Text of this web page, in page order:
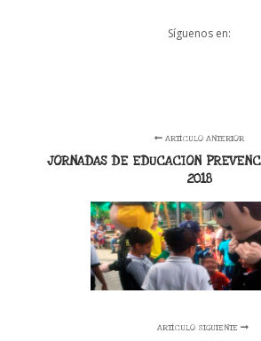
Síguenos en:
ARTÍCULO ANTERIOR
JORNADAS DE EDUCACION
2018
ARTÍCULO SIGUIENTE